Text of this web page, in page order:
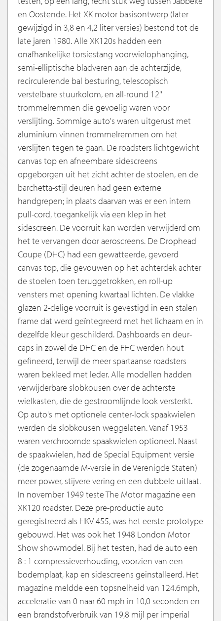
en Oostende. Het XK motor basisontwerp (later
gewijzigd in 3,8 en 4,2 liter versies) bestond tot de
late jaren 1980. Alle XK120s hadden een
onafhankelijke torsiestang voorwielophanging,
semi-elliptische bladveren aan de achterzijde,
recirculerende bal besturing, telescopisch
verstelbare stuurkolom, en all-round 12''
trommelremmen die gevoelig waren voor
verslijting. Sommige auto's waren uitgerust met
aluminium vinnen trommelremmen om het
verslijten tegen te gaan. De roadsters lichtgewicht
canvas top en afneembare sidescreens
opgeborgen uit het zicht achter de stoelen, en de
barchetta-stijl deuren had geen externe
handgrepen; in plaats daarvan was er een intern
pull-cord, toegankelijk via een klep in het
sidescreen. De voorruit kan worden verwijderd om
het te vervangen door aeroscreens. De Drophead
Coupe (DHC) had een gewatteerde, gevoerd
canvas top, die gevouwen op het achterdek achter
de stoelen toen teruggetrokken, en roll-up
vensters met opening kwartaal lichten. De vlakke
glazen 2-delige voorruit is gevestigd in een stalen
frame dat werd geïntegreerd met het lichaam en in
dezelfde kleur geschilderd. Dashboards en deur-
caps in zowel de DHC en de FHC werden hout
gefineerd, terwijl de meer spartaanse roadsters
waren bekleed met leder. Alle modellen hadden
verwijderbare slobkousen over de achterste
wielkasten, die de gestroomlijnde look versterkt.
Op auto's met optionele center-lock spaakwielen
werden de slobkousen weggelaten. Vanaf 1953
waren verchroomde spaakwielen optioneel. Naast
de spaakwielen, had de Special Equipment versie
(de zogenaamde M-versie in de Verenigde Staten)
meer power, stijvere vering en een dubbele uitlaat.
In november 1949 teste The Motor magazine een
XK120 roadster. Deze pre-productie auto
geregistreerd als HKV 455, was het eerste prototype
gebouwd. Het was ook het 1948 London Motor
Show showmodel. Bij het testen, had de auto een
8 : 1 compressieverhouding, voorzien van een
bodemplaat, kap en sidescreens geinstalleerd. Het
magazine meldde een topsnelheid van 124.6mph,
acceleratie van 0 naar 60 mph in 10,0 seconden en
een brandstofverbruik van 19,8 mijl per imperial